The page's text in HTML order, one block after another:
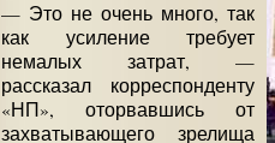
— Это не очень много, так
как усиление требует
немалых затрат, —
рассказал корреспонденту
«НП», оторвавшись от
захватывающего зрелища